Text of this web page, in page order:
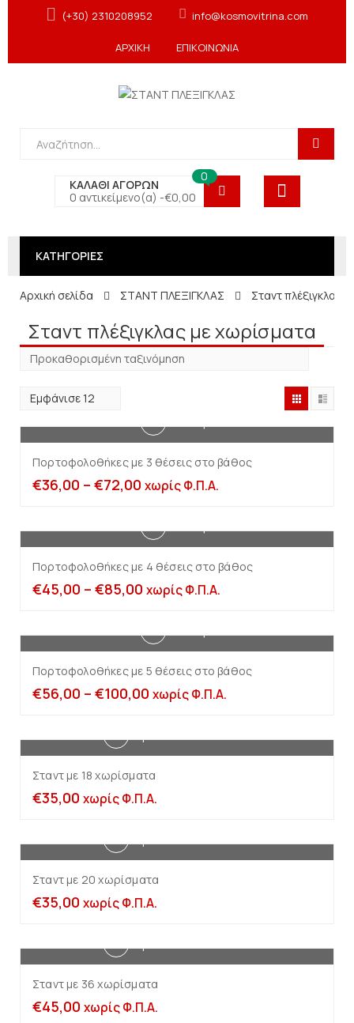
(+30) 2310208952 info@kosmovitrina.com
ΑΡΧΙΚΗ ΕΠΙΚΟΙΝΩΝΙΑ
ΚΑΛΑΘΙ ΑΓΟΡΩΝ
0 αντικείμενο(α) -€0,00
0
ΚΑΤΗΓΟΡΙΕΣ
Αρχική σελίδα ΣΤΑΝΤ ΠΛΕΞΙΓΚΛΑΣ Σταντ πλέξιγκλας
Σταντ πλέξιγκλας με χωρίσματα
Πορτοφολοθήκες με 3 θέσεις στο βάθος
€36,00 – €72,00 χωρίς Φ.Π.Α.
Πορτοφολοθήκες με 4 θέσεις στο βάθος
€45,00 – €85,00 χωρίς Φ.Π.Α.
Πορτοφολοθήκες με 5 θέσεις στο βάθος
€56,00 – €100,00 χωρίς Φ.Π.Α.
Σταντ με 18 χωρίσματα
€35,00 χωρίς Φ.Π.Α.
Σταντ με 20 χωρίσματα
€35,00 χωρίς Φ.Π.Α.
Σταντ με 36 χωρίσματα
€45,00 χωρίς Φ.Π.Α.